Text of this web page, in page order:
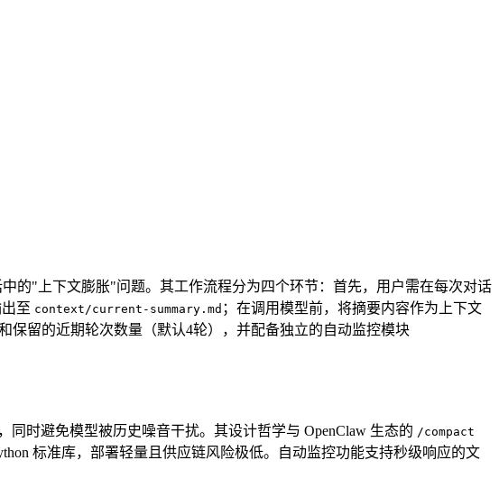
的"上下文膨胀"问题。其工作流程分为四个环节：首先，用户需在每次对话
至 context/current-summary.md ；在调用模型前，将摘要内容作为上下文
保留的近期轮次数量（默认4轮），并配备独立的自动监控模块
时避免模型被历史噪音干扰。其设计哲学与 OpenClaw 生态的 /compact
标准库，部署轻量且供应链风险极低。自动监控功能支持秒级响应的文